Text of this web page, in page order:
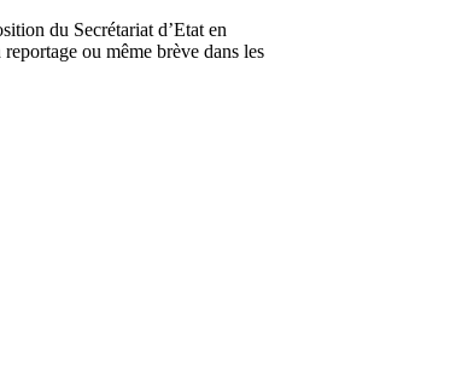
du Secrétariat d’Etat en
ou même brève dans les